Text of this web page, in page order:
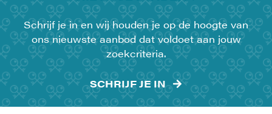
Schrijf je in en wij houden je op de hoogte van
ons nieuwste aanbod dat voldoet aan jouw
zoekcriteria.
SCHRIJF JE IN